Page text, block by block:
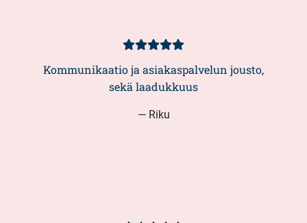
Kundbetyg
5/5
Kommunikaatio ja asiakaspalvelun jousto,
sekä laadukkuus
— Riku